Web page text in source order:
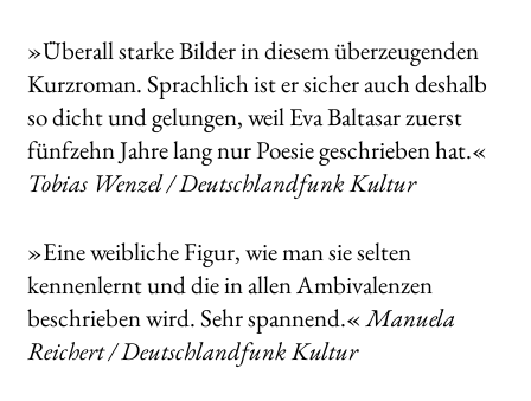
»Überall starke Bilder in diesem überzeugenden
Kurzroman. Sprachlich ist er sicher auch deshalb
so dicht und gelungen, weil Eva Baltasar zuerst
fünfzehn Jahre lang nur Poesie geschrieben hat.«
Tobias Wenzel / Deutschlandfunk Kultur
»Eine weibliche Figur, wie man sie selten
kennenlernt und die in allen Ambivalenzen
beschrieben wird. Sehr spannend.«Manuela
Reichert / Deutschlandfunk Kultur